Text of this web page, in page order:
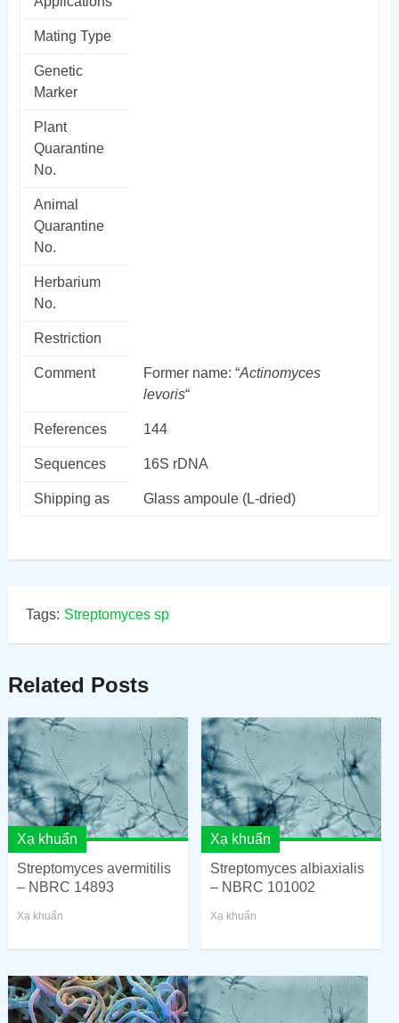
Mating Type
Genetic
Marker
Plant
Quarantine
No.
Animal
Quarantine
No.
Herbarium
No.
Restriction
Comment Former name: “Actinomyces
levoris“
References 144
Sequences 16S rDNA
Shipping as Glass ampoule (L-dried)
Tags: Streptomyces sp
Related Posts
Xạ khuẩn
Streptomyces avermitilis
– NBRC 14893
Xạ khuẩn
Xạ khuẩn
Streptomyces albiaxialis
– NBRC 101002
Xạ khuẩn